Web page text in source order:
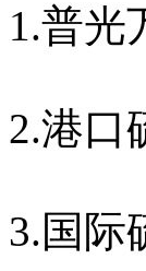
1.普光
2.港口
3.国际